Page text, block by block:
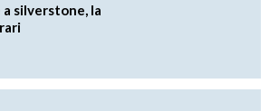
silverstone, la